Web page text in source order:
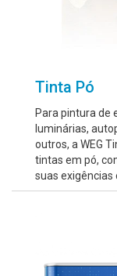
Tinta Pó
Para pintura de
luminárias,
outros, a WEG
tintas em pó,
suas exigências